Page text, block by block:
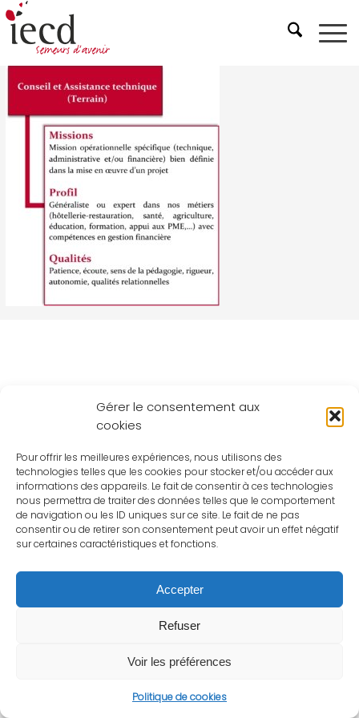
Gérer le consentement aux
cookies
Pour offrir les meilleures expériences, nous utilisons des
technologies telles que les cookies pour stocker et/ou accéder aux
informations des appareils. Le fait de consentir à ces technologies
nous permettra de traiter des données telles que le comportement
de navigation ou les ID uniques sur ce site. Le fait de ne pas
consentir ou de retirer son consentement peut avoir un effet négatif
sur certaines caractéristiques et fonctions.
Accepter
Refuser
Voir les préférences
Politique de cookies